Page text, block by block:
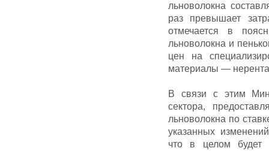
льноволокна
раз превышает
отмечается в
льноволокна и
цен на
материалы —
В связи с этим
сектора,
льноволокна по
указанных
что в целом будет